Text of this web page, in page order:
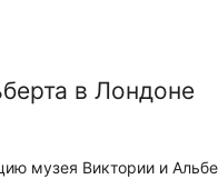
в Лондоне
музея Виктории и